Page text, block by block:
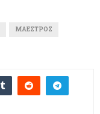
ΜΑΈΣΤΡΟΣ